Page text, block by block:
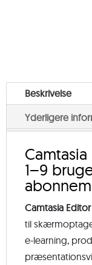
Beskrivelse
Yderligere
1–9
Camtasia
til
e-learning,